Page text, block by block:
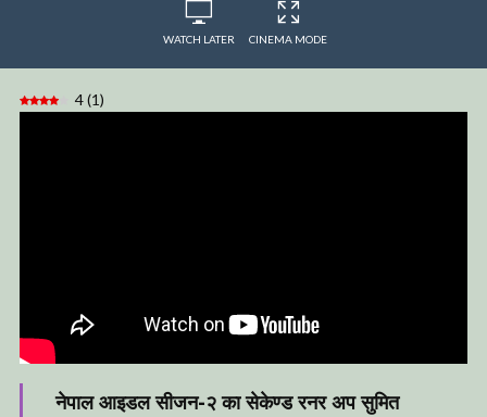
WATCH LATER CINEMA MODE
4(1)
नेपाल आइडल सीजन-२ का सेकेण्ड रनर अप सुमित